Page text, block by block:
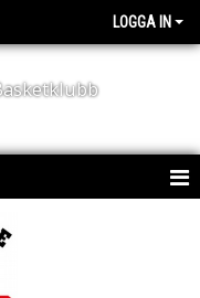
LOGGA IN